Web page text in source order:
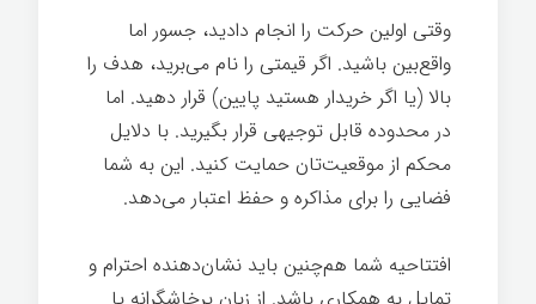
وقتی اولین حرکت را انجام دادید، جسور اما
واقع‌بین باشید. اگر قیمتی را نام می‌برید، هدف را
بالا (یا اگر خریدار هستید پایین) قرار دهید. اما
در محدوده قابل توجیهی قرار بگیرید. با دلایل
محکم از موقعیت‌تان حمایت کنید. این به شما
فضایی را برای مذاکره و حفظ اعتبار می‌دهد.
افتتاحیه شما هم‌چنین باید نشان‌دهنده احترام و